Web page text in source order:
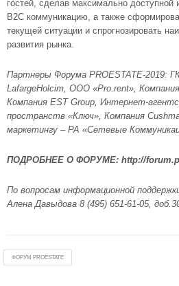
гостей, сделав максимально
B2С коммуникацию, а также
текущей ситуации и спрогнозировать
развития рынка.
Партнеры Форума PROESTATE-2019:
LafargeHolcim, ООО «Pro.rent»,
Компания EST Group, Интернет-
пространств «Ключ», Компания
маркетингу – РА «Сетевые
ПОДРОБНЕЕ О ФОРУМЕ: http://
По вопросам информационной
Алена Давыдова 8 (495) 651-61-05,
ФОРУМ PROESTATE